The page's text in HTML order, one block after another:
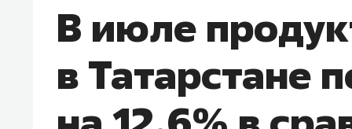
В июле
в Татарстане
правил, бизнес может
потерять минимум
Как бизнесу выйти на зарубежные
рынки, почему надо знать
чем интересен Оман?